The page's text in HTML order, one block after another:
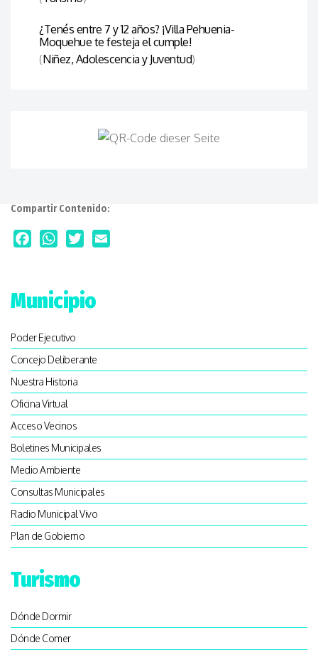
¿Tenés entre 7 y 12 años? ¡Villa Pehuenia-
Moquehue te festeja el cumple!
(Niñez, Adolescencia y Juventud)
Compartir Contenido:
Municipio
Poder Ejecutivo
Concejo Deliberante
Nuestra Historia
Oficina Virtual
Acceso Vecinos
Boletines Municipales
Medio Ambiente
Consultas Municipales
Radio Municipal Vivo
Plan de Gobierno
Turismo
Dónde Dormir
Dónde Comer